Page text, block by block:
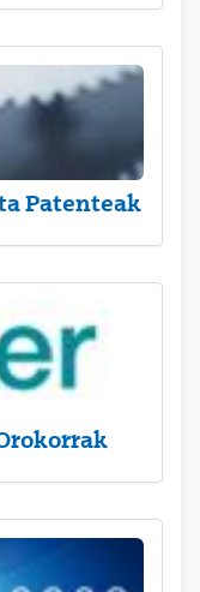
Patenteak